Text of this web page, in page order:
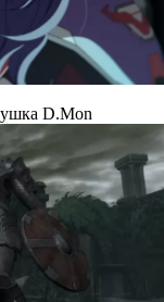
D.Mon